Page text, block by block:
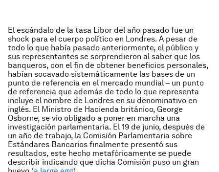
El escándalo de la tasa Libor del año pasado fue un
shock para el cuerpo político en Londres. A pesar de
todo lo que había pasado anteriormente, el público y
sus representantes se sorprendieron al saber que los
banqueros, con el fin de obtener beneficios personales,
habían socavado sistemáticamente las bases de un
punto de referencia en el mercado mundial – un punto
de referencia que además de todo lo que representa
incluye el nombre de Londres en su denominativo en
inglés. El Ministro de Hacienda británico, George
Osborne, se vio obligado a poner en marcha una
investigación parlamentaria. El 19 de junio, después de
un año de trabajo, la Comisión Parlamentaria sobre
Estándares Bancarios finalmente presentó sus
resultados, este hecho metafóricamente se puede
describir indicando que dicha Comisión puso un gran